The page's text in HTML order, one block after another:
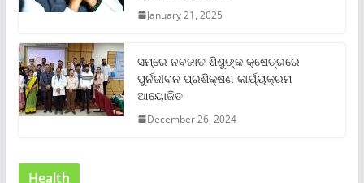
January 21, 2025
ସମ୍‌ରେ ନବଜାତ ଶିଶୁଙ୍କ କ୍ଷେତ୍ରରେ
ପୁର୍ନଜୀବନ ପ୍ରଶିକ୍ଷଣ କାର୍ଯ୍ୟକ୍ରମ
ଆୟୋଜିତ
December 26, 2024
Health